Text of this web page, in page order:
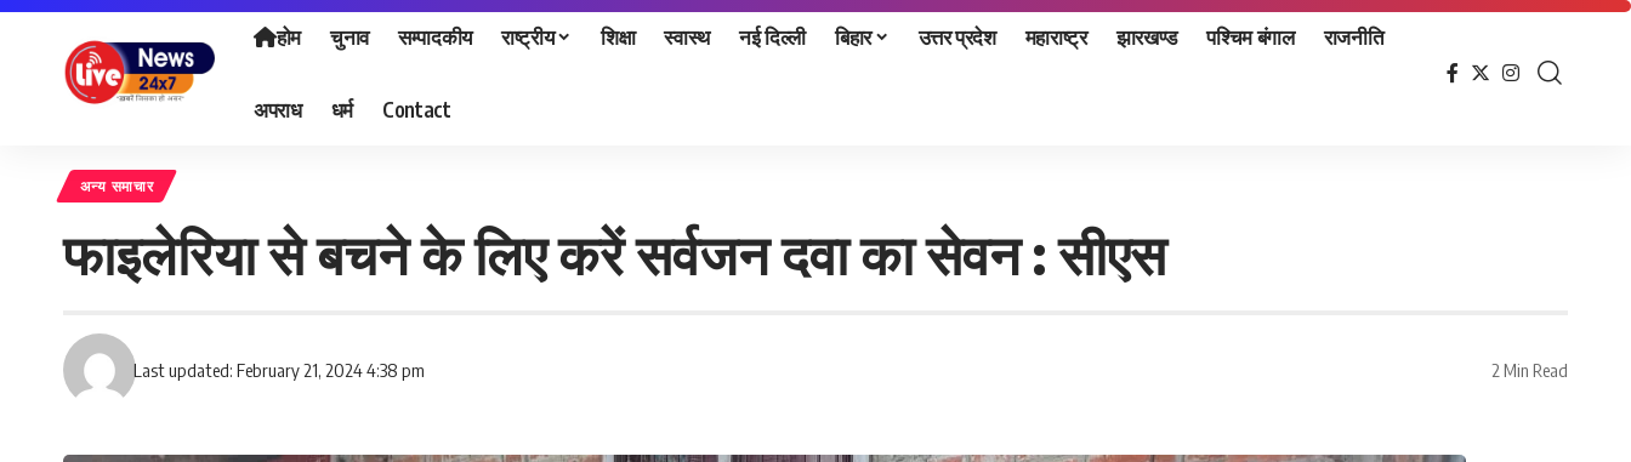
होम चुनाव सम्पादकीय राष्ट्रीय शिक्षा स्वास्थ नई दिल्ली बिहार उत्तर प्रदेश महाराष्ट्र झारखण्ड पश्चिम बंगाल राजनीति
अपराध धर्म Contact
अन्य समाचार
फाइलेरिया से बचने के लिए करें सर्वजन दवा का सेवन : सीएस
Last updated: February 21, 2024 4:38 pm 2 Min Read